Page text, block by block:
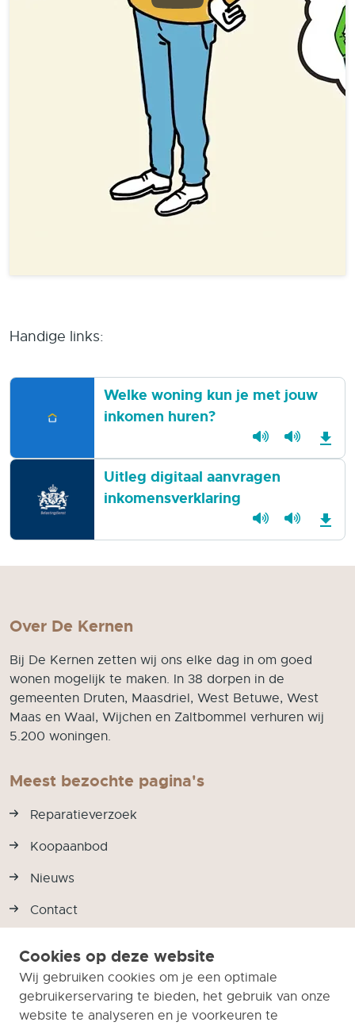
Handige links:
Welke woning kun je met jouw
inkomen huren?
Uitleg digitaal aanvragen
inkomensverklaring
Over De Kernen
Bij De Kernen zetten wij ons elke dag in om goed
wonen mogelijk te maken. In 38 dorpen in de
gemeenten Druten, Maasdriel, West Betuwe, West
Maas en Waal, Wijchen en Zaltbommel verhuren wij
5.200 woningen.
Meest bezochte pagina's
Reparatieverzoek
Koopaanbod
Nieuws
Contact
Je vindt ons ook op
Cookies op deze website
Wij gebruiken cookies om je een optimale
gebruikerservaring te bieden, het gebruik van onze
website te analyseren en je voorkeuren te